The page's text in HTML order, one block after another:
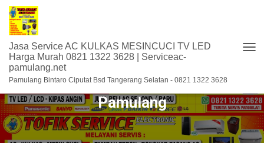
Jasa Service AC KULKAS MESINCUCI TV LED
Harga Murah 0821 1322 3628 | Serviceac-
pamulang.net
Pamulang Bintaro Ciputat Bsd Tangerang Selatan - 0821 1322 3628
bengkel service AC di Viktor
Pamulang